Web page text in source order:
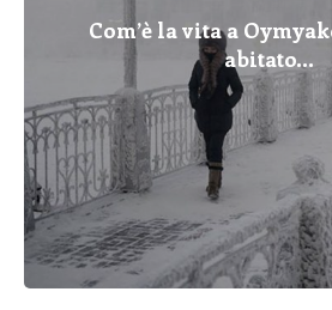
Com’è la vita a
abitato...